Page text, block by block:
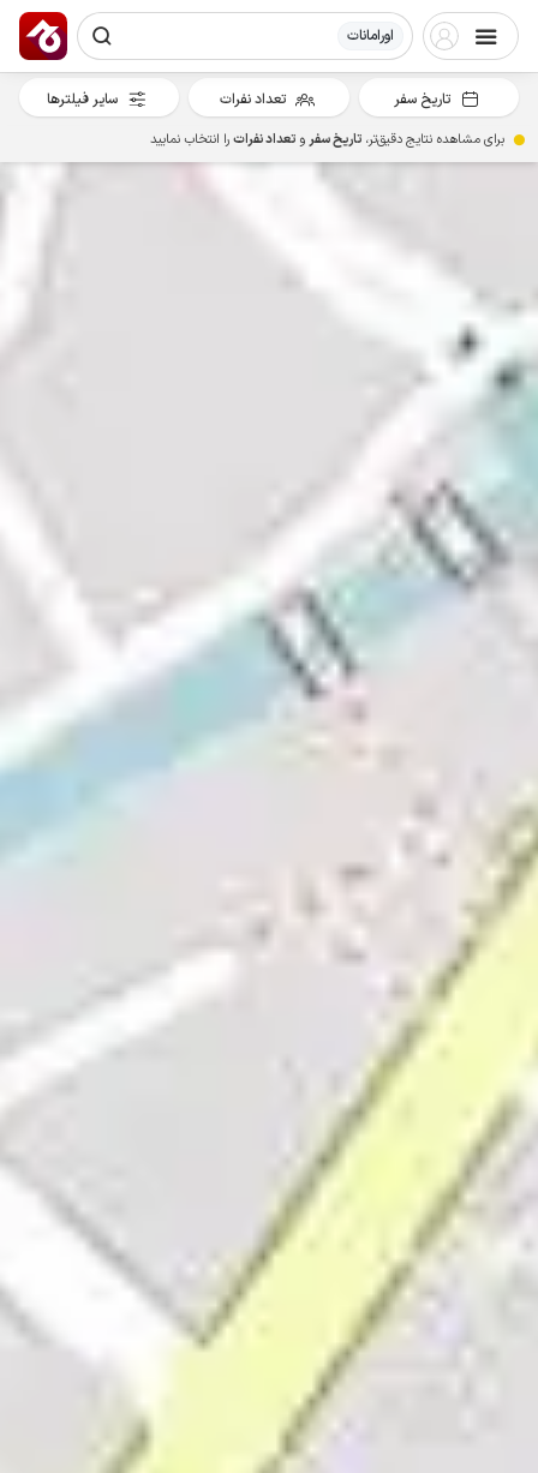
اورامانات
تاریخ سفر تعداد نفرات سایر فیلترها
برای مشاهده نتایج دقیق‌تر، تاریخ سفرو تعداد نفراترا انتخاب نمایید